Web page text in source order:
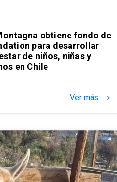
obtiene fondo de
para desarrollar
de niños, niñas y
en Chile
Ver más keyboard_arrow_right